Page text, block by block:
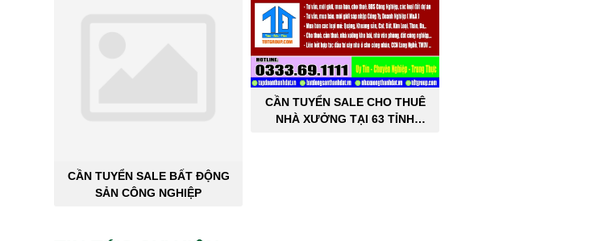
CẦN TUYỂN SALE BẤT ĐỘNG
SẢN CÔNG NGHIỆP
CẦN TUYỂN SALE CHO THUÊ
NHÀ XƯỞNG TẠI 63 TỈNH